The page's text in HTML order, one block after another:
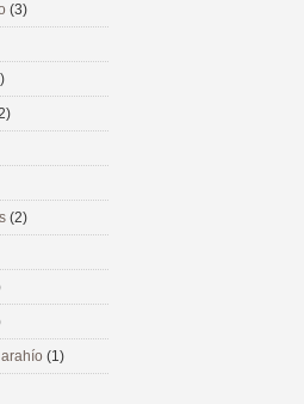
(3)
(2)
(1)